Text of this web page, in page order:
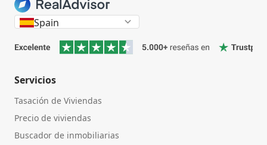
Spain
Servicios
Tasación de Viviendas
Precio de viviendas
Buscador de inmobiliarias